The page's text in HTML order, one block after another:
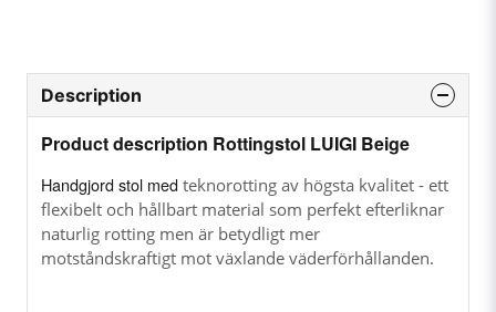
Description
Product description Rottingstol LUIGI Beige
Handgjord stol med teknorotting av högsta kvalitet - ett
flexibelt och hållbart material som perfekt efterliknar
naturlig rotting men är betydligt mer
motståndskraftigt mot växlande väderförhållanden.